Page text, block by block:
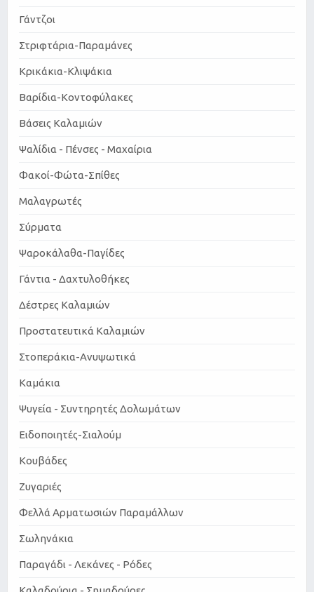
Γάντζοι
Στριφτάρια-Παραμάνες
Κρικάκια-Κλιψάκια
Βαρίδια-Κοντοφύλακες
Βάσεις Καλαμιών
Ψαλίδια - Πένσες - Μαχαίρια
Φακοί-Φώτα-Σπίθες
Μαλαγρωτές
Σύρματα
Ψαροκάλαθα-Παγίδες
Γάντια - Δαχτυλοθήκες
Δέστρες Καλαμιών
Προστατευτικά Καλαμιών
Στοπεράκια-Ανυψωτικά
Καμάκια
Ψυγεία - Συντηρητές Δολωμάτων
Ειδοποιητές-Σιαλούμ
Κουβάδες
Ζυγαριές
Φελλά Αρματωσιών Παραμάλλων
Σωληνάκια
Παραγάδι - Λεκάνες - Ρόδες